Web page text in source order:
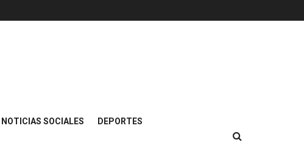
NOTICIAS SOCIALES DEPORTES